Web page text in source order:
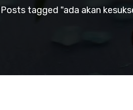
Posts tagged "ada akan